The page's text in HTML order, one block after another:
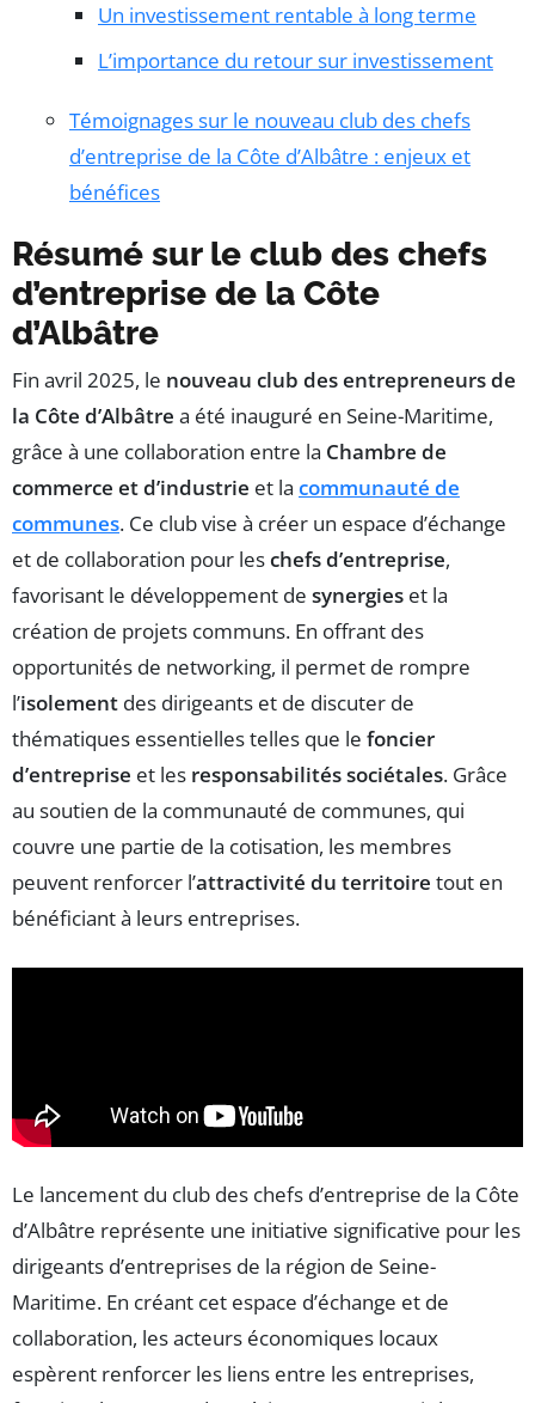
Un investissement rentable à long terme
L’importance du retour sur investissement
Témoignages sur le nouveau club des chefs
d’entreprise de la Côte d’Albâtre : enjeux et
bénéfices
Résumé sur le club des chefs
d’entreprise de la Côte
d’Albâtre
Fin avril 2025, le nouveau club des entrepreneurs de
la Côte d’Albâtre a été inauguré en Seine-Maritime,
grâce à une collaboration entre la Chambre de
commerce et d’industrie et la communauté de
communes. Ce club vise à créer un espace d’échange
et de collaboration pour leschefs d’entreprise,
favorisant le développement de synergies et la
création de projets communs. En offrant des
opportunités de networking, il permet de rompre
l’isolement des dirigeants et de discuter de
thématiques essentielles telles que le foncier
d’entreprise et les responsabilités sociétales. Grâce
au soutien de la communauté de communes, qui
couvre une partie de la cotisation, les membres
peuvent renforcer l’attractivité du territoire tout en
bénéficiant à leurs entreprises.
Le lancement du club des chefs d’entreprise de la Côte
d’Albâtre représente une initiative significative pour les
dirigeants d’entreprises de la région de Seine-
Maritime. En créant cet espace d’échange et de
collaboration, les acteurs économiques locaux
espèrent renforcer les liens entre les entreprises,